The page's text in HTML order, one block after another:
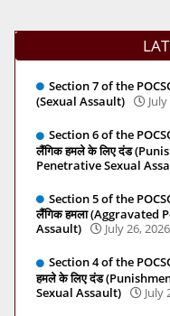
Section 7 of the
(Sexual Assault)
Section 6 of the
लैंगिक हमले के लिए दंड
Penetrative Sexual
Section 5 of the
लैंगिक हमला (Aggravated
Assault)
July 26, 2026
Section 4 of the
हमले के लिए दंड
Sexual Assault)
July